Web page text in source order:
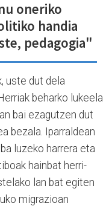
oneriko
handia
pedagogia"
uste dut dela
beharko lukeela
bai ezagutzen dut
bezala. Iparraldean
luzeko harrera eta
hainbat herri-
lan bat egiten
migrazioan